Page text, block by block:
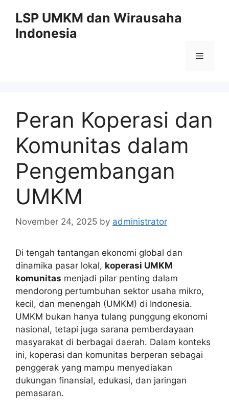
content
LSP UMKM dan Wirausaha
Indonesia
Menu
Peran Koperasi dan
Komunitas dalam
Pengembangan
UMKM
November 24, 2025 by administrator
Di tengah tantangan ekonomi global dan
dinamika pasar lokal, koperasi UMKM
komunitas menjadi pilar penting dalam
mendorong pertumbuhan sektor usaha mikro,
kecil, dan menengah (UMKM) di Indonesia.
UMKM bukan hanya tulang punggung ekonomi
nasional, tetapi juga sarana pemberdayaan
masyarakat di berbagai daerah. Dalam konteks
ini, koperasi dan komunitas berperan sebagai
penggerak yang mampu menyediakan
dukungan finansial, edukasi, dan jaringan
pemasaran.